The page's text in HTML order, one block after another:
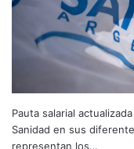
Pauta salarial
Sanidad en sus
representan los…